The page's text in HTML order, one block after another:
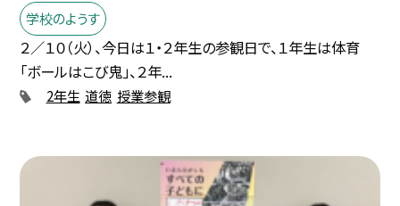
学校のようす
２／１０（火）、今日は１・２年生の参観日で、１年生は体育
「ボールはこび鬼」、２年...
2年生 道徳 授業参観